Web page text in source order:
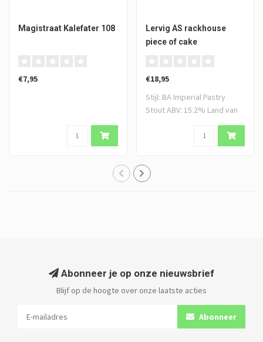
Magistraat Kalefater 108
€7,95
Lervig AS rackhouse
piece of cake
€18,95
Stijl: BA Imperial Pastry
Stout ABV: 15.2% Land van
Abonneer je op onze nieuwsbrief
Blijf op de hoogte over onze laatste acties
Abonneer